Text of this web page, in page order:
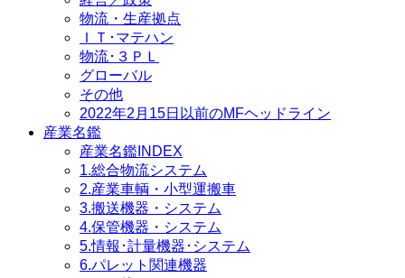
物流・生産拠点
ＩＴ･マテハン
物流･３ＰＬ
グローバル
その他
2022年2月15日以前のMFヘッドライン
産業名鑑
産業名鑑INDEX
1.総合物流システム
2.産業車輌・小型運搬車
3.搬送機器・システム
4.保管機器・システム
5.情報･計量機器･システム
6.パレット関連機器